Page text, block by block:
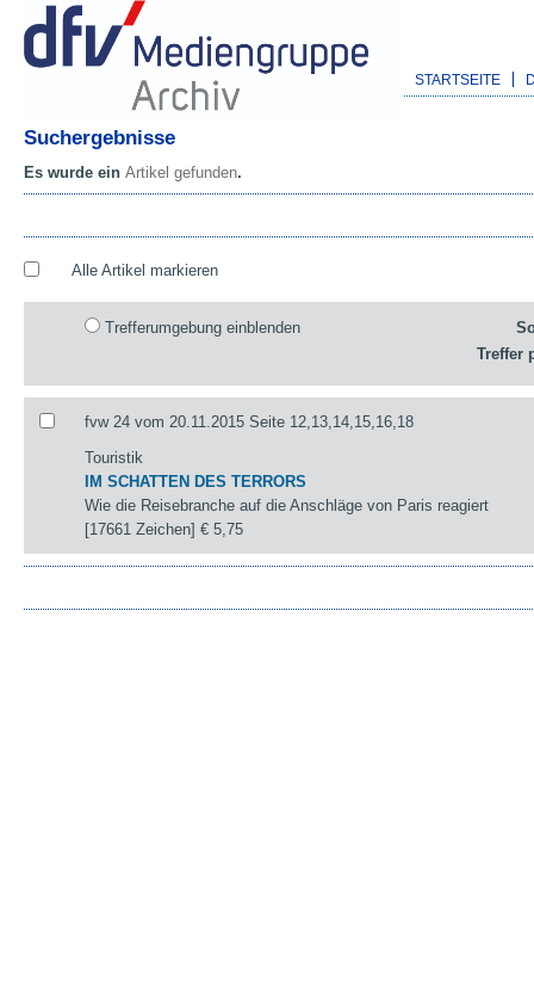
STARTSEITE
Suchergebnisse
Es wurde ein Artikel gefunden.
Alle Artikel markieren
Trefferumgebung einblenden
Treffer
fvw 24 vom 20.11.2015 Seite 12,13,14,15,16,18
Touristik
IM SCHATTEN DES TERRORS
Wie die Reisebranche auf die Anschläge von Paris reagiert
[17661 Zeichen]€ 5,75